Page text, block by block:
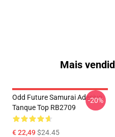
Mais
Odd Future Samurai Adesivo
Tanque Top RB2709
€ 22,49$24.45
-20%